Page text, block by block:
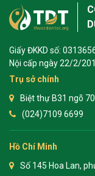
Giấy ĐKKD số:
Nội cấp ngày 22/2/
Trụ sở chính
Biệt thự B31 ngõ
(024)7109 6699
Hồ Chí Minh
Số 145 Hoa Lan,